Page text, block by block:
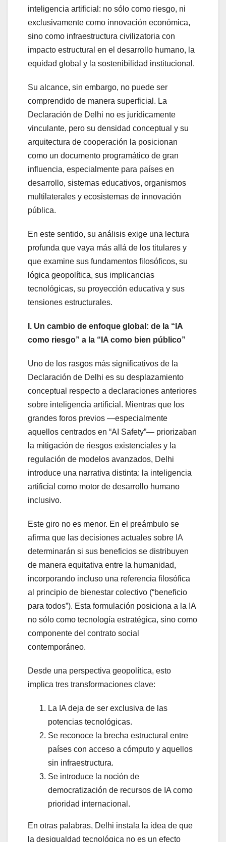
inteligencia artificial: no sólo como riesgo, ni
exclusivamente como innovación económica,
sino como infraestructura civilizatoria con
impacto estructural en el desarrollo humano, la
equidad global y la sostenibilidad institucional.
Su alcance, sin embargo, no puede ser
comprendido de manera superficial. La
Declaración de Delhi no es jurídicamente
vinculante, pero su densidad conceptual y su
arquitectura de cooperación la posicionan
como un documento programático de gran
influencia, especialmente para países en
desarrollo, sistemas educativos, organismos
multilaterales y ecosistemas de innovación
pública.
En este sentido, su análisis exige una lectura
profunda que vaya más allá de los titulares y
que examine sus fundamentos filosóficos, su
lógica geopolítica, sus implicancias
tecnológicas, su proyección educativa y sus
tensiones estructurales.
I. Un cambio de enfoque global: de la “IA
como riesgo” a la “IA como bien público”
Uno de los rasgos más significativos de la
Declaración de Delhi es su desplazamiento
conceptual respecto a declaraciones anteriores
sobre inteligencia artificial. Mientras que los
grandes foros previos —especialmente
aquellos centrados en “AI Safety”— priorizaban
la mitigación de riesgos existenciales y la
regulación de modelos avanzados, Delhi
introduce una narrativa distinta: la inteligencia
artificial como motor de desarrollo humano
inclusivo.
Este giro no es menor. En el preámbulo se
afirma que las decisiones actuales sobre IA
determinarán si sus beneficios se distribuyen
de manera equitativa entre la humanidad,
incorporando incluso una referencia filosófica
al principio de bienestar colectivo (“beneficio
para todos”). Esta formulación posiciona a la IA
no sólo como tecnología estratégica, sino como
componente del contrato social
contemporáneo.
Desde una perspectiva geopolítica, esto
implica tres transformaciones clave:
La IA deja de ser exclusiva de las
potencias tecnológicas.
Se reconoce la brecha estructural entre
países con acceso a cómputo y aquellos
sin infraestructura.
Se introduce la noción de
democratización de recursos de IA como
prioridad internacional.
En otras palabras, Delhi instala la idea de que
la desigualdad tecnológica no es un efecto